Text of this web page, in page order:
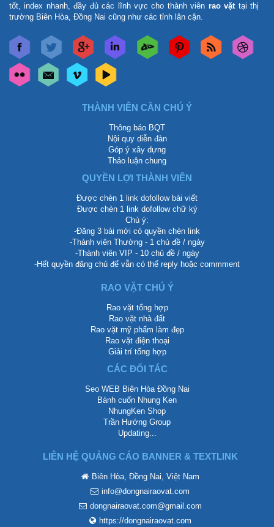
tốt, index nhanh, đầy đủ các lĩnh vực cho thành viên rao vặt tại thị
trường Biên Hòa, Đồng Nai cũng như các tỉnh lân cận.
THÀNH VIÊN CẦN CHÚ Ý
Thông báo BQT
Nội quy diễn đàn
Góp ý xây dựng
Thảo luận chung
QUYỀN LỢI THÀNH VIÊN
Được chèn 1 link dofollow bài viết
Được chèn 1 link dofollow chữ ký
Chú ý:
-Đăng 3 bài mới có quyền chèn link
-Thành viên Thường - 1 chủ đề / ngày
-Thành viên VIP - 10 chủ đề / ngày
-Hết quyền đăng chủ để vẫn có thể reply hoặc commment
RAO VẶT CHÚ Ý
Rao vặt tổng hợp
Rao vặt nhà đất
Rao vặt mỹ phẩm làm đẹp
Rao vặt điện thoại
Giải trí tổng hợp
CÁC ĐỐI TÁC
Seo WEB Biên Hòa Đồng Nai
Bánh cuốn Nhung Ken
NhungKen Shop
Trần Hướng Group
Updating...
LIÊN HỆ QUẢNG CÁO BANNER & TEXTLINK
Biên Hòa, Đồng Nai, Việt Nam
info@dongnairaovat.com
dongnairaovat.com@gmail.com
https://dongnairaovat.com